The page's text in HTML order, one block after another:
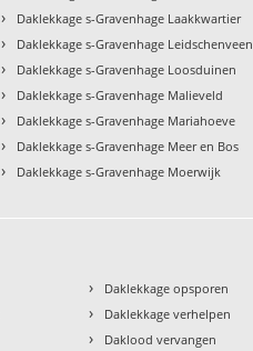
› Daklekkage s-Gravenhage Laakkwartier
› Daklekkage s-Gravenhage Leidschenveen
› Daklekkage s-Gravenhage Loosduinen
› Daklekkage s-Gravenhage Malieveld
› Daklekkage s-Gravenhage Mariahoeve
› Daklekkage s-Gravenhage Meer en Bos
› Daklekkage s-Gravenhage Moerwijk
› Daklekkage opsporen
› Daklekkage verhelpen
› Daklood vervangen